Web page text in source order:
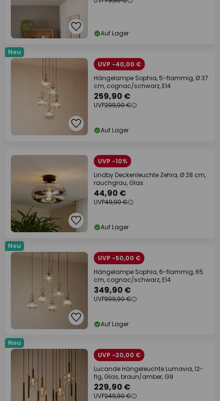
Auf Lager
Neu
UVP -40,00 €
Hängelampe Sophia, 5-flammig, Ø 37
cm, cognac/schwarz, E14
259,90 €
UVP299,90 €
Auf Lager
UVP -10%
Lindby Deckenleuchte Zehra, Ø 28 cm,
rauchgrau, Glas
44,90 €
UVP49,90 €
Auf Lager
Neu
UVP -50,00 €
Hängelampe Sophia, 6-flammig, 65
cm, cognac/schwarz, E14
349,90 €
UVP399,90 €
Auf Lager
Neu
UVP -20,00 €
Lucande Hängeleuchte Lumavia, 12-
flg, Glas, braun/amber, G9
229,90 €
UVP249,90 €